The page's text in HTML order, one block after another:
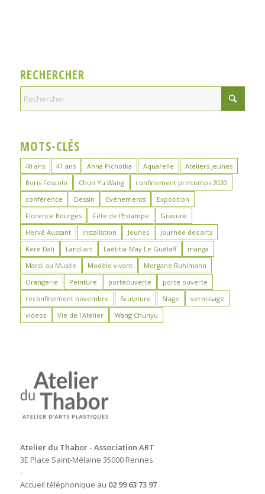
RECHERCHER
MOTS-CLÉS
40 ans 41 ans Anna Pichotka Aquarelle
Ateliers Jeunes
Boris Foscolo
Chun Yu Wang
confinement printemps 2020
conférence
Dessin Evénements
Exposition
Florence Bourges
Fête de l'Estampe
Gravure
Hervé Aussant
Installation Jeunes
Journée des arts
Kere Dali
Land-art Laëtitia-May Le Guélaff
manga
Mardi au Musée
Modèle vivant
Morgane Ruhlmann
Orangerie
Peinture porteouverte
porte ouverte
reconfinement novembre
Sculpture Stage
vernissage
videos
Vie de l'Atelier Wang Chunyu
Atelier du Thabor - Association ART
3E Place Saint-Mélaine 35000 Rennes
-
Accueil téléphonique au 02 99 63 73 97